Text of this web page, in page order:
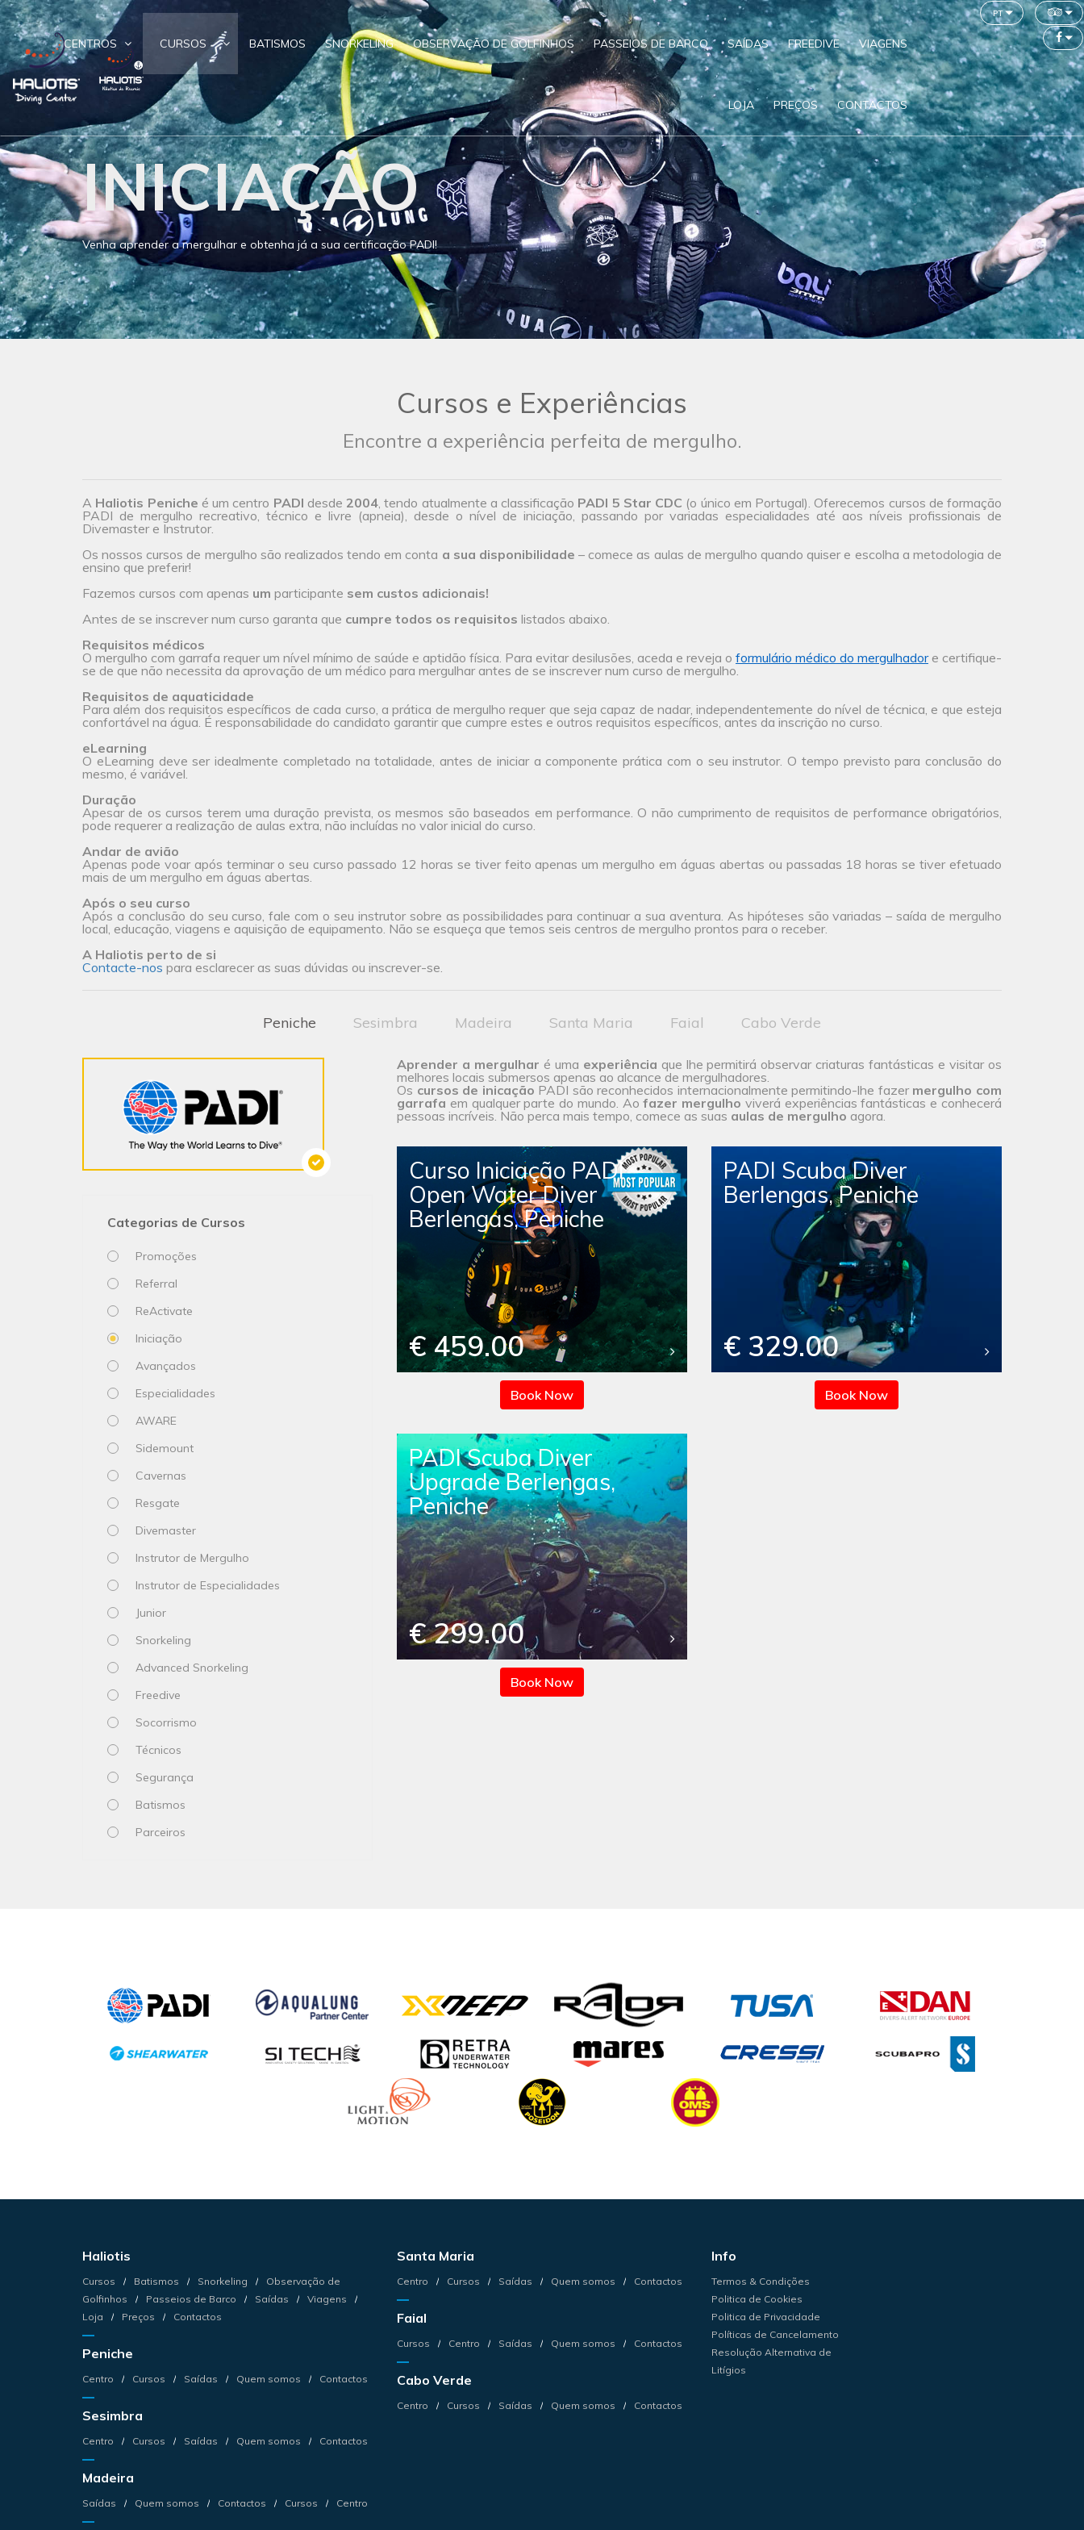
CENTROS CURSOS BATISMOS SNORKELING OBSERVAÇÃO DE GOLFINHOS PASSEIOS DE BARCO SAÍDAS FREEDIVE VIAGENS
LOJA PREÇOS CONTACTOS
pt
INICIAÇÃO
Venha aprender a mergulhar e obtenha já a sua certificação PADI!
Cursos e Experiências
Encontre a experiência perfeita de mergulho.
A Haliotis Peniche é um centro PADI desde 2004, tendo atualmente a classificação PADI 5 Star CDC (o único em Portugal). Oferecemos cursos de formação
PADI de mergulho recreativo, técnico e livre (apneia), desde o nível de iniciação, passando por variadas especialidades até aos níveis profissionais de
Divemaster e Instrutor.
Os nossos cursos de mergulho são realizados tendo em conta a sua disponibilidade – comece as aulas de mergulho quando quiser e escolha a metodologia de
ensino que preferir!
Fazemos cursos com apenas um participante sem custos adicionais!
Antes de se inscrever num curso garanta que cumpre todos os requisitos listados abaixo.
Requisitos médicos
O mergulho com garrafa requer um nível mínimo de saúde e aptidão física. Para evitar desilusões, aceda e reveja o formulário médico do mergulhadore certifique-
se de que não necessita da aprovação de um médico para mergulhar antes de se inscrever num curso de mergulho.
Requisitos de aquaticidade
Para além dos requisitos específicos de cada curso, a prática de mergulho requer que seja capaz de nadar, independentemente do nível de técnica, e que esteja
confortável na água. É responsabilidade do candidato garantir que cumpre estes e outros requisitos específicos, antes da inscrição no curso.
eLearning
O eLearning deve ser idealmente completado na totalidade, antes de iniciar a componente prática com o seu instrutor. O tempo previsto para conclusão do
mesmo, é variável.
Duração
Apesar de os cursos terem uma duração prevista, os mesmos são baseados em performance. O não cumprimento de requisitos de performance obrigatórios,
pode requerer a realização de aulas extra, não incluídas no valor inicial do curso.
Andar de avião
Apenas pode voar após terminar o seu curso passado 12 horas se tiver feito apenas um mergulho em águas abertas ou passadas 18 horas se tiver efetuado
mais de um mergulho em águas abertas.
Após o seu curso
Após a conclusão do seu curso, fale com o seu instrutor sobre as possibilidades para continuar a sua aventura. As hipóteses são variadas – saída de mergulho
local, educação, viagens e aquisição de equipamento. Não se esqueça que temos seis centros de mergulho prontos para o receber.
A Haliotis perto de si
Contacte-nos para esclarecer as suas dúvidas ou inscrever-se.
Peniche Sesimbra Madeira Santa Maria Faial Cabo Verde
Categorias de Cursos
Promoções
Referral
ReActivate
Iniciação
Avançados
Especialidades
AWARE
Sidemount
Cavernas
Resgate
Divemaster
Instrutor de Mergulho
Instrutor de Especialidades
Junior
Snorkeling
Advanced Snorkeling
Freedive
Socorrismo
Técnicos
Segurança
Batismos
Parceiros
Aprender a mergulhar é uma experiência que lhe permitirá observar criaturas fantásticas e visitar os
melhores locais submersos apenas ao alcance de mergulhadores.
Os cursos de inicação PADI são reconhecidos internacionalmente permitindo-lhe fazer mergulho com
garrafa em qualquer parte do mundo. Aofazer mergulho viverá experiências fantásticas e conhecerá
pessoas incríveis. Não perca mais tempo, comece as suas aulas de mergulho agora.
Curso Iniciação PADI
Open Water Diver
Berlengas, Peniche
€ 459.00
Book Now
PADI Scuba Diver
Berlengas, Peniche
€ 329.00
Book Now
PADI Scuba Diver
Upgrade Berlengas,
Peniche
€ 299.00
Book Now
Haliotis
Cursos Batismos Snorkeling
Observação de
Golfinhos
Passeios de Barco Saídas
Viagens
Loja
Preços Contactos
Peniche
Centro Cursos Saídas Quem somos Contactos
Sesimbra
Centro Cursos Saídas Quem somos Contactos
Madeira
Saídas Quem somos Contactos Cursos Centro
Santa Maria
Centro Cursos Saídas Quem somos Contactos
Faial
Cursos Centro Saídas Quem somos Contactos
Cabo Verde
Centro Cursos Saídas Quem somos Contactos
Info
Termos & Condições
Politica de Cookies
Politica de Privacidade
Políticas de Cancelamento
Resolução Alternativa de
Litígios